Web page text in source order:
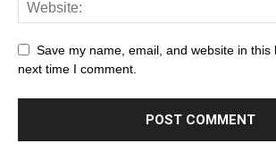
Save my name, email, and website in this
next time I comment.